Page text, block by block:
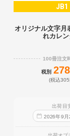
JB1
オリジナル文字月
れカレ
100冊注文
税別 278
(税込305
出荷目
2026年9 月